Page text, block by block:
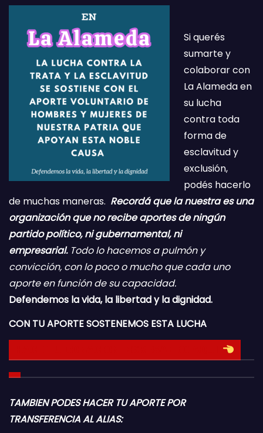
Si querés
sumarte y
colaborar con
La Alameda en
su lucha
contra toda
forma de
esclavitud y
exclusión,
podés hacerlo
de muchas maneras. Recordá que la nuestra es una
organización que no recibe aportes de ningún
partido político, ni gubernamental, ni
empresarial.Todo lo hacemos a pulmón y
convicción, con lo poco o mucho que cada uno
aporte en función de su capacidad.
Defendemos la vida, la libertad y la dignidad.
CON TU APORTE SOSTENEMOS ESTA LUCHA
TAMBIEN PODES HACER TU APORTE POR
TRANSFERENCIA AL ALIAS: